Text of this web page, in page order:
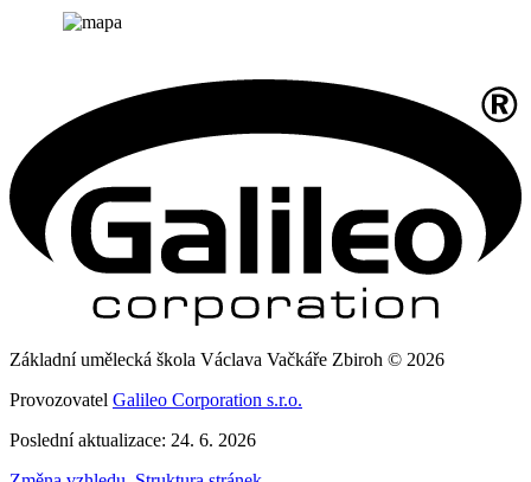
Základní umělecká škola Václava Vačkáře Zbiroh © 2026
Provozovatel Galileo Corporation s.r.o.
Poslední aktualizace: 24. 6. 2026